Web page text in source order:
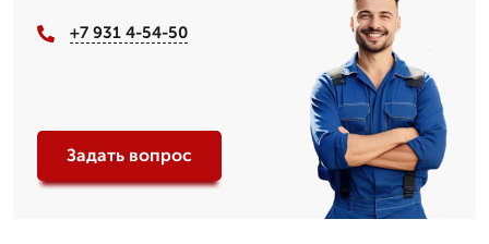
+7 931 4-54-50
Задать вопрос